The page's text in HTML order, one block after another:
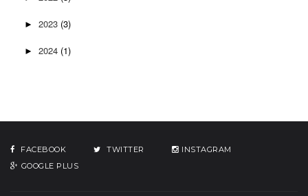
► 2023 (3)
► 2024 (1)
FACEBOOK TWITTER
INSTAGRAM
GOOGLE PLUS